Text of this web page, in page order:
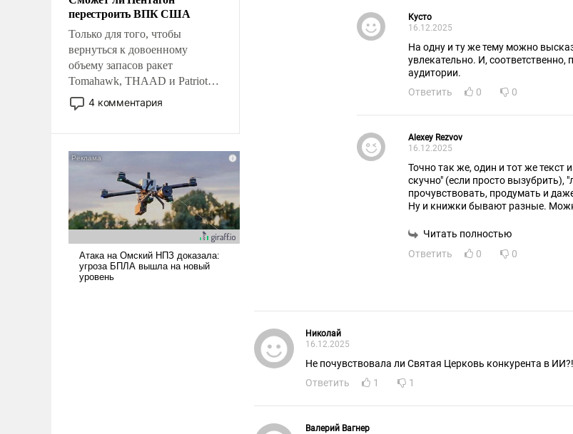
перестроить ВПК США
Только для того, чтобы
вернуться к довоенному
объему запасов ракет
Tomahawk, THAAD и Patriot
США потребуется более трех
лет. Даже небольшая война с
Сложившаяся ситуация
означает многолетний период
уязвимости США, например,
перед Китаем.
4 комментария
Кусто
16.12.2025
На одну и ту же тему можно высказаться
увлекательно. И, соответственно, приобрести или потерять авторитет
аудитории.
Ответить
0 0
Alexey Rezvov
16.12.2025
Точно так же, один и тот же
скучно" (если просто вызубрить),
прочувствовать, продумать и
Ну и книжки бывают разные.
Читать полностью
Ответить
0 0
Николай
16.12.2025
Не почувствовала ли Святая Церковь конкурента в ИИ?!
Ответить
1 1
Валерий Вагнер